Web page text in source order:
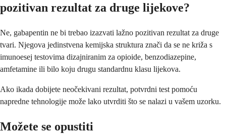
pozitivan rezultat za druge lijekove?
Ne, gabapentin ne bi trebao izazvati lažno pozitivan rezultat za druge
tvari. Njegova jedinstvena kemijska struktura znači da se ne križa s
imunoesej testovima dizajniranim za opioide, benzodiazepine,
amfetamine ili bilo koju drugu standardnu klasu lijekova.
Ako ikada dobijete neočekivani rezultat, potvrdni test pomoću
napredne tehnologije može lako utvrditi što se nalazi u vašem uzorku.
Možete se opustiti